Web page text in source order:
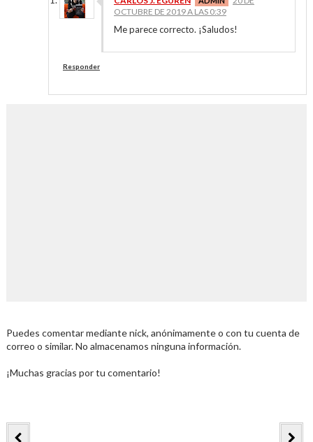
OCTUBRE DE 2019 A LAS 0:39
Me parece correcto. ¡Saludos!
Responder
Puedes comentar mediante nick, anónimamente o con tu cuenta de
correo o similar. No almacenamos ninguna información.
¡Muchas gracias por tu comentario!